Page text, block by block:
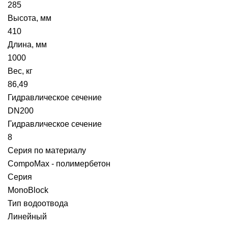
285
Высота, мм
410
Длина, мм
1000
Вес, кг
86,49
Гидравлическое сечение
DN200
Гидравлическое сечение
8
Серия по материалу
CompoMax - полимербетон
Серия
MonoBlock
Тип водоотвода
Линейный